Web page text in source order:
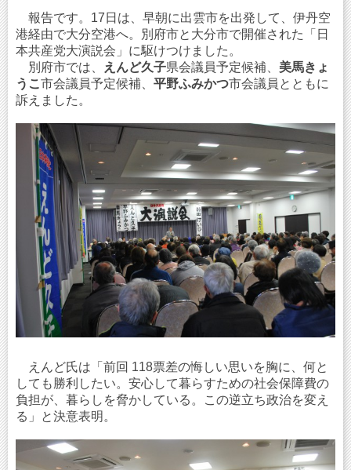
報告です。17日は、早朝に出雲市を出発して、伊丹空
港経由で大分空港へ。別府市と大分市で開催された「日
本共産党大演説会」に駆けつけました。
別府市では、
えんど久子県会議員予定候補、 美馬きょ
うこ 市会議員予定候補、 平野ふみかつ市会議員とともに
訴えました。
えんど氏は「前回 118票差の悔しい思いを胸に、何と
しても勝利したい。安心して暮らすための社会保障費の
負担が、暮らしを脅かしている。この逆立ち政治を変え
る」と決意表明。